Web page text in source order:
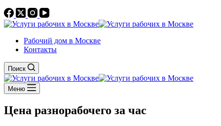
Рабочий дом в Москве
Контакты
Поиск
Меню
Цена разнорабочего за час